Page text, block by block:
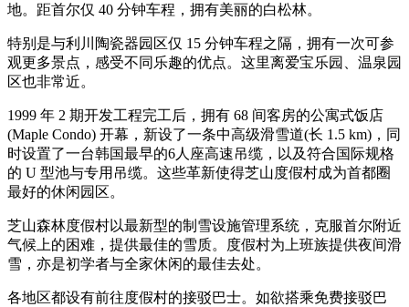
地。距首尔仅 40 分钟车程，拥有美丽的白松林。
特别是与利川陶瓷器园区仅 15 分钟车程之隔，拥有一次可参
观更多景点，感受不同乐趣的优点。这里离爱宝乐园、温泉园
区也非常近。
1999 年 2 期开发工程完工后，拥有 68 间客房的公寓式饭店
(Maple Condo) 开幕，新设了一条中高级滑雪道(长 1.5 km)，同
时设置了一台韩国最早的6人座高速吊缆，以及符合国际规格
的 U 型池与专用吊缆。这些革新使得芝山度假村成为首都圈
最好的休闲园区。
芝山森林度假村以最新型的制雪设施管理系统，克服首尔附近
气候上的困难，提供最佳的雪质。度假村为上班族提供夜间滑
雪，亦是初学者与全家休闲的最佳去处。
各地区都设有前往度假村的接驳巴士。如欲搭乘免费接驳巴